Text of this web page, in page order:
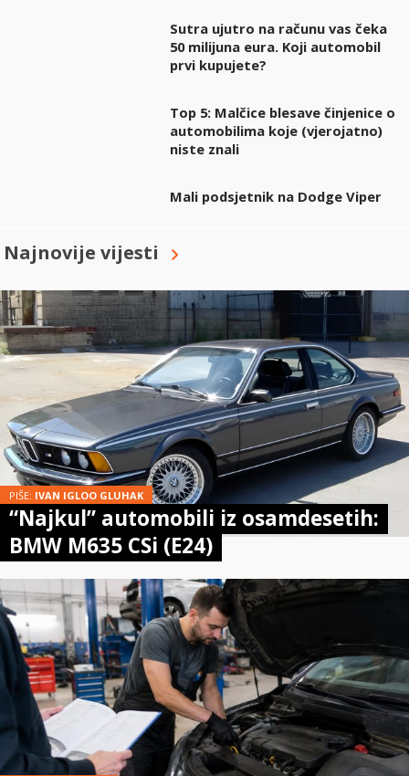
Sutra ujutro na računu vas čeka
50 milijuna eura. Koji automobil
prvi kupujete?
Top 5: Malčice blesave činjenice o
automobilima koje (vjerojatno)
niste znali
Mali podsjetnik na Dodge Viper
Najnovije vijesti
PIŠE: IVAN IGLOO GLUHAK
“Najkul” automobili iz osamdesetih:
BMW M635 CSi (E24)